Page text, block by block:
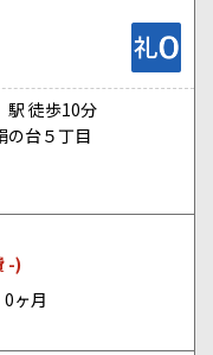
駅 徒歩10分
の台５丁目
-)
0ヶ月